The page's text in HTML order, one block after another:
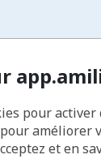
pour
améliorer
et en